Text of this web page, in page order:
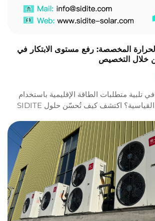
المخصصة: رفع مستوى الابتكار في
خلال التخصيص
تلبية متطلبات الطاقة الإقليمية باستخدام
مضخات الحرارة القياسية؟ اكتشف كيف تُحسّن حلول SIDITE